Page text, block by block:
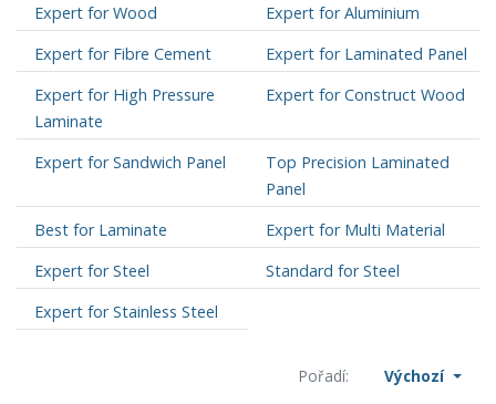
Expert for Wood
Expert for Aluminium
Expert for Fibre Cement
Expert for Laminated Panel
Expert for High Pressure
Laminate
Expert for Construct Wood
Expert for Sandwich Panel
Top Precision Laminated
Panel
Best for Laminate
Expert for Multi Material
Expert for Steel
Standard for Steel
Expert for Stainless Steel
Pořadí: Výchozí